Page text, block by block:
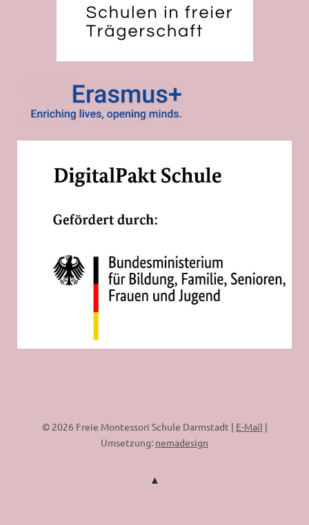
© 2026 Freie Montessori Schule Darmstadt | E-Mail |
Umsetzung: nemadesign